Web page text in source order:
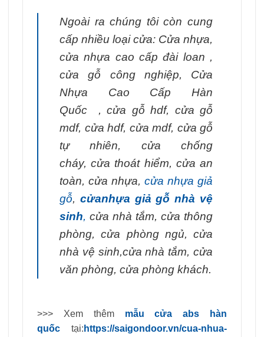
Ngoài ra chúng tôi còn cung
cấp nhiều loại cửa: Cửa nhựa,
cửa nhựa cao cấp đài loan ,
cửa gỗ công nghiệp, Cửa
Nhựa Cao Cấp Hàn
Quốc
,cửa gỗ hdf, cửa gỗ
mdf, cửa hdf, cửa mdf, cửa gỗ
tự nhiên,
cửa chống
cháy,cửa thoát hiểm, cửa an
toàn, cửa nhựa, cửa nhựa giả
gỗ, cửanhựa giả gỗ nhà vệ
sinh, cửa nhà tắm, cửa thông
phòng,cửa phòng ngủ, cửa
nhà vệ sinh,cửa nhà tắm,cửa
văn phòng, cửa phòng khách.
>>> Xem thêm mẫu cửa abs hàn
quốc tại: https://saigondoor.vn/cua-nhua-